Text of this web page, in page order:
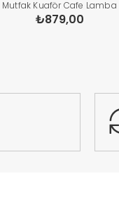
Mutfak Kuaför Cafe Lamba
Dekoratif Aydınlatma Pastane
₺879,00